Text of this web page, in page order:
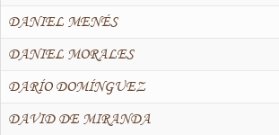
DANIEL MENÉS
DANIEL MORALES
DARÍO DOMÍNGUEZ
DAVID DE MIRANDA